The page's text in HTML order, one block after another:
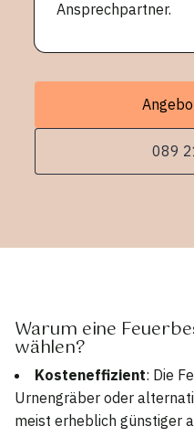
Ansprechpartner.
089
Warum eine
wählen?
Kosteneffizient: Die
Urnengräber oder
meist erheblich günstiger